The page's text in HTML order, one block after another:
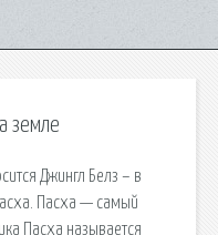
земле
Джингл Белз – в
Пасха — самый
Пасха называется